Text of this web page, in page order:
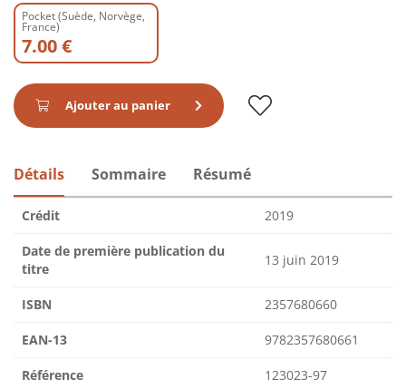
Pocket (Suède, Norvège,
France)
7.00 €
Ajouter au panier
Détails Sommaire Résumé
Crédit 2019
Date de première publication du
titre
13 juin 2019
ISBN 2357680660
EAN-13 9782357680661
Référence 123023-97